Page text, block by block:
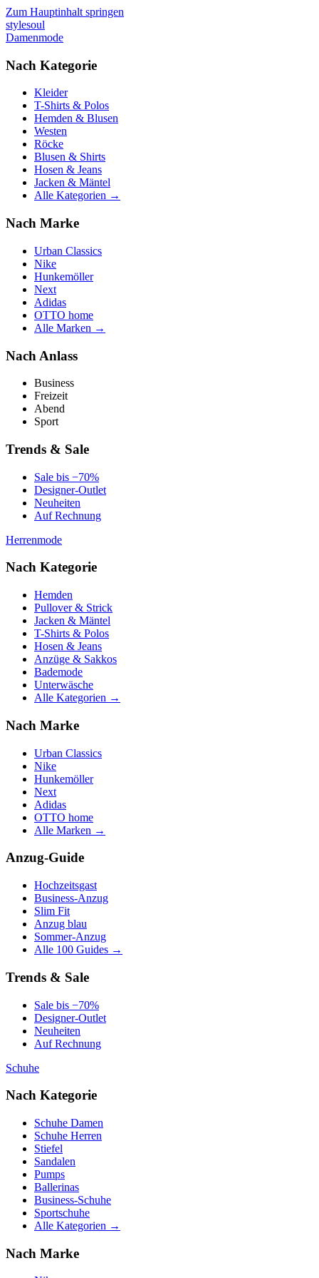
Zum Hauptinhalt springen
stylesoul
Damenmode
Nach Kategorie
Kleider
T-Shirts & Polos
Hemden & Blusen
Westen
Röcke
Blusen & Shirts
Hosen & Jeans
Jacken & Mäntel
Alle Kategorien →
Nach Marke
Urban Classics
Nike
Hunkemöller
Next
Adidas
OTTO home
Alle Marken →
Nach Anlass
Business
Freizeit
Abend
Sport
Trends & Sale
Sale bis −70%
Designer-Outlet
Neuheiten
Auf Rechnung
Herrenmode
Nach Kategorie
Hemden
Pullover & Strick
Jacken & Mäntel
T-Shirts & Polos
Hosen & Jeans
Anzüge & Sakkos
Bademode
Unterwäsche
Alle Kategorien →
Nach Marke
Urban Classics
Nike
Hunkemöller
Next
Adidas
OTTO home
Alle Marken →
Anzug-Guide
Hochzeitsgast
Business-Anzug
Slim Fit
Anzug blau
Sommer-Anzug
Alle 100 Guides →
Trends & Sale
Sale bis −70%
Designer-Outlet
Neuheiten
Auf Rechnung
Schuhe
Nach Kategorie
Schuhe Damen
Schuhe Herren
Stiefel
Sandalen
Pumps
Ballerinas
Business-Schuhe
Sportschuhe
Alle Kategorien →
Nach Marke